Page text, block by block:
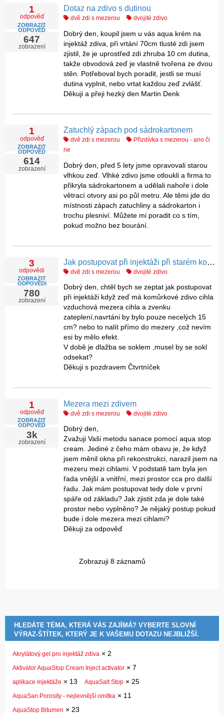
1
odpověď
ZOBRAZIT
ODPOVĚĎ
647
zobrazení
Dotaz na zdivo s dutinou
dvě zdi s mezerou dvojité zdivo
Dobrý den, koupil jsem u vás aqua krém na
injektáž zdiva, při vrtání 70cm tlusté zdi jsem
zjistil, že je uprostřed zdi zhruba 10 cm dutina,
takže obvodová zeď je vlastně tvořena ze dvou
stěn. Potřeboval bych poradit, jestli se musí
dutina vyplnit, nebo vrtat každou zeď zvlášť.
Děkuji a přeji hezký den Martin Denk
1
odpověď
ZOBRAZIT
ODPOVĚĎ
614
zobrazení
Zatuchlý zápach pod sádrokartonem
dvě zdi s mezerou
Přizdívka s mezerou - ano či
ne
Dobrý den, před 5 lety jsme opravovali starou
vlhkou zeď. Vlhké zdivo jsme otloukli a firma to
přikryla sádrokartonem a udělali nahoře i dole
větrací otvory asi po půl metru. Ale těmi jde do
místnosti zápach zatuchliny a sádrokarton i
trochu plesniví. Můžete mi poradit co s tím,
pokud možno bez bourání.
3
odpovědi
ZOBRAZIT
ODPOVĚDI
780
zobrazení
dvě zdi s mezerou dvojité zdivo
Dobrý den, chtěl bych se zeptat jak postupovat
při injektáži když zeď má komůrkové zdivo cihla
vzduchová mezera cihla a zvenku
zateplení,navrtáni by bylo pouze necelých 15
cm? nebo to nalít přímo do mezery ,což nevím
esi by mělo efekt.
V době je dlažba se soklem ,musel by se sokl
odsekat?
Děkuji s pozdravem Čtvrtníček
1
odpověď
ZOBRAZIT
ODPOVĚĎ
3k
zobrazení
Mezera mezi zdivem
dvě zdi s mezerou dvojité zdivo
Dobrý den,
Zvažuji Vaši metodu sanace pomocí aqua stop
cream. Jediné z čeho mám obavu je, že když
jsem měnil okna při rekonstrukci, narazil jsem na
mezeru mezi cihlami. V podstatě tam byla jen
řada vnější a vnitřní, mezi prostor cca pro další
řadu. Jak mám postupovat tedy dole v první
spáře od základu? Jak zjistit zda je dole také
prostor nebo vyplněno? Je nějaký postup pokud
bude i dole mezera mezi cihlami?
Děkuji za odpověď
Zobrazuji 8 záznamů
HLEDÁTE TÉMA, KTERÁ VÁS ZAJÍMÁ? VYBERTE SLOVNÍ
VÝRAZ-ŠTÍTEK, KTERÝ JE K VAŠEMU DOTAZU NEJBLIŽŠÍ.
Akrylátový gel pro injektáž zdiva × 2
Aktivátor AquaStop Cream Inject activator × 7
aplikace injektáže × 13 AquaSalt Stop × 25
AquaSan Porosity - nejlevnější omítka × 11
AquaStop Bitumen × 23